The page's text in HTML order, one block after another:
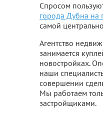
Спросом
города Дубна на
самой
Агентство
занимается
новостройках.
наши
совершении
Мы работаем
застройщиками.